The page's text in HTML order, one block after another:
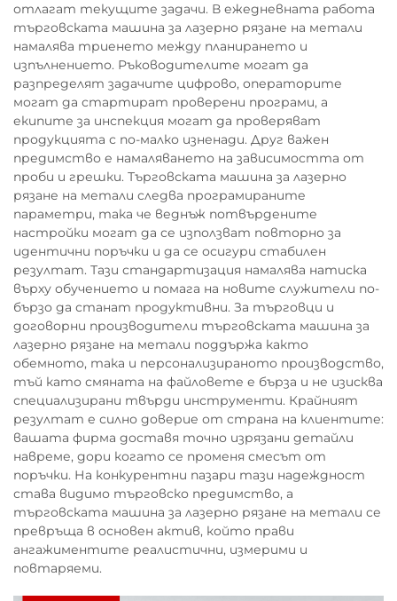
отлагат текущите задачи. В ежедневната работа
търговската машина за лазерно рязане на метали
намалява триенето между планирането и
изпълнението. Ръководителите могат да
разпределят задачите цифрово, операторите
могат да стартират проверени програми, а
екипите за инспекция могат да проверяват
продукцията с по-малко изненади. Друг важен
предимство е намаляването на зависимостта от
проби и грешки. Търговската машина за лазерно
рязане на метали следва програмираните
параметри, така че веднъж потвърдените
настройки могат да се използват повторно за
идентични поръчки и да се осигури стабилен
резултат. Тази стандартизация намалява натиска
върху обучението и помага на новите служители по-
бързо да станат продуктивни. За търговци и
договорни производители търговската машина за
лазерно рязане на метали поддържа както
обемното, така и персонализираното производство,
тъй като смяната на файловете е бърза и не изисква
специализирани твърди инструменти. Крайният
резултат е силно доверие от страна на клиентите:
вашата фирма доставя точно изрязани детайли
навреме, дори когато се променя смесът от
поръчки. На конкурентни пазари тази надеждност
става видимо търговско предимство, а
търговската машина за лазерно рязане на метали се
превръща в основен актив, който прави
ангажиментите реалистични, измерими и
повтаряеми.